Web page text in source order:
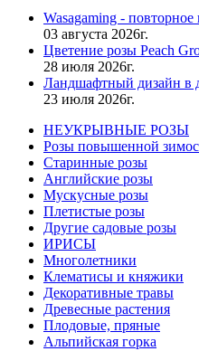
Wasagaming - повторное
03 августа 2026г.
Цветение розы Peach
28 июля 2026г.
Ландшафтный дизайн в
23 июля 2026г.
НЕУКРЫВНЫЕ РОЗЫ
Розы повышенной
Старинные розы
Английские розы
Мускусные розы
Плетистые розы
Другие садовые розы
ИРИСЫ
Многолетники
Клематисы и княжики
Декоративные травы
Древесные растения
Плодовые, пряные
Альпийская горка